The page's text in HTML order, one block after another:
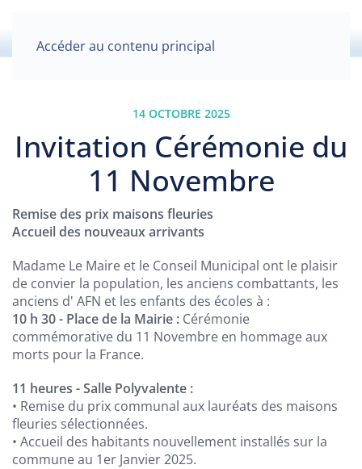
Accéder au contenu principal
14 OCTOBRE 2025
Invitation Cérémonie du
11 Novembre
Remise des prix maisons fleuries
Accueil des nouveaux arrivants
Madame Le Maire et le Conseil Municipal ont le plaisir
de convier la population, les anciens combattants, les
anciens d' AFN et les enfants des écoles à :
10 h 30 - Place de la Mairie : Cérémonie
commémorative du 11 Novembre en hommage aux
morts pour la France.
11 heures - Salle Polyvalente :
• Remise du prix communal aux lauréats des maisons
fleuries sélectionnées.
• Accueil des habitants nouvellement installés sur la
commune au 1er Janvier 2025.